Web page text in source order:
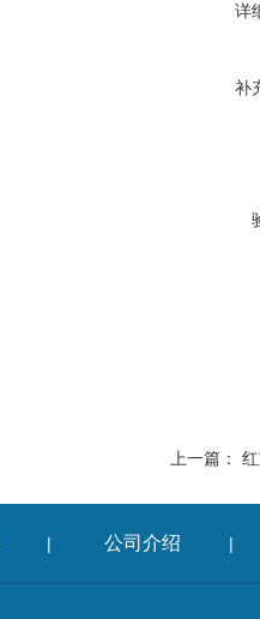
详
补
上一篇：
| 公司介绍 |